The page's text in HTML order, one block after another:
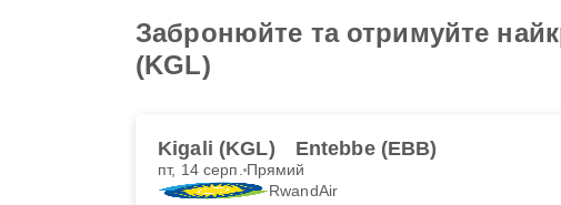
Забронюйте та отримуйте
(KGL)
Kigali (KGL) Entebbe (EBB)
пт, 14 серп. Прямий
RwandAir